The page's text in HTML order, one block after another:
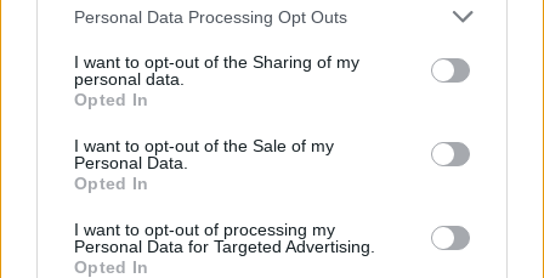
Personal Data Processing Opt Outs
I want to opt-out of the Sharing of my
personal data.
Opted In
I want to opt-out of the Sale of my
Personal Data.
Opted In
I want to opt-out of processing my
Personal Data for Targeted Advertising.
Opted In